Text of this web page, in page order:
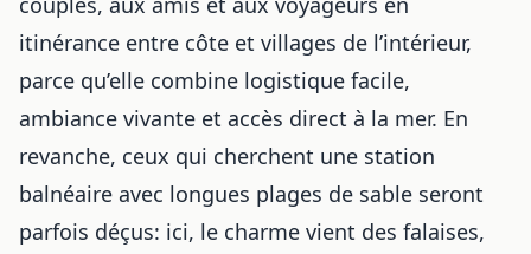
itinérance entre côte et villages de l’intérieur,
parce qu’elle combine logistique facile,
ambiance vivante et accès direct à la mer. En
revanche, ceux qui cherchent une station
balnéaire avec longues plages de sable seront
parfois déçus: ici, le charme vient des falaises,